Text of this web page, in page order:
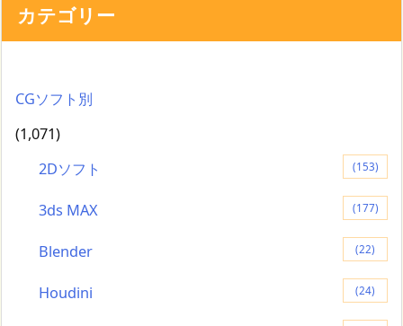
カテゴリー
CGソフト別
(1,071)
2Dソフト
(153)
3ds MAX (177)
Blender (22)
Houdini (24)